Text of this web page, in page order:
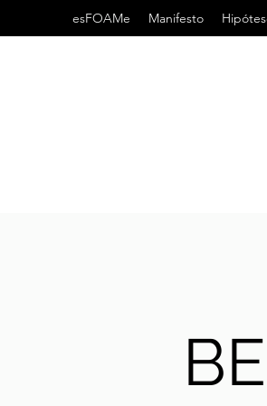
esFOAMe Manifesto